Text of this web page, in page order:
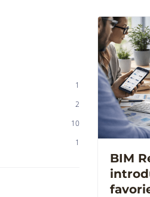
1
2
10
1
BIM